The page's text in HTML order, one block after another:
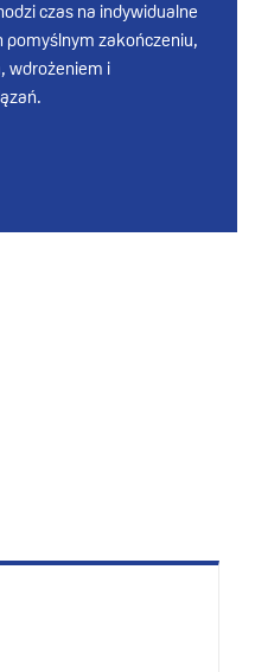
czas na indywidualne
pomyślnym zakończeniu,
wdrożeniem i